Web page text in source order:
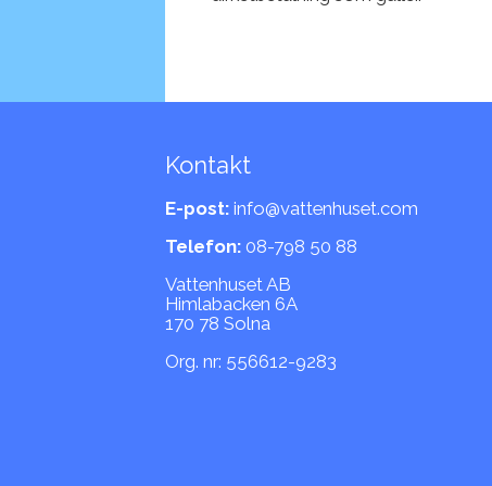
Kontakt
E-post: info@vattenhuset.com
Telefon: 08-798 50 88
Vattenhuset AB
Himlabacken 6A
170 78 Solna
Org. nr: 556612-9283